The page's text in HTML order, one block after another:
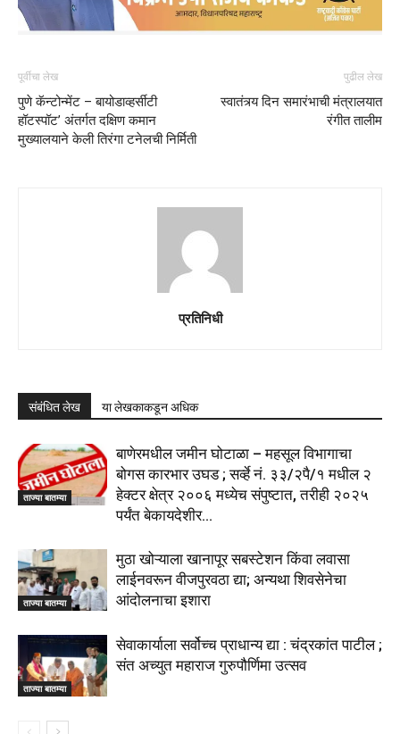
पूर्वीचा लेख
पुणे कॅन्टोन्मेंट – बायोडाव्हर्सीटी
हॉटस्पॉट’ अंतर्गत दक्षिण कमान
मुख्यालयाने केली तिरंगा टनेलची निर्मिती
पुढील लेख
स्वातंत्र्य दिन समारंभाची मंत्रालयात
रंगीत तालीम
प्रतिनिधी
संबंधित लेख या लेखकाकडून अधिक
ताज्या बातम्या
बाणेरमधील जमीन घोटाळा – महसूल विभागाचा
बोगस कारभार उघड ; सर्व्हे नं. ३३/२पै/१ मधील २
हेक्टर क्षेत्र २००६ मध्येच संपुष्टात, तरीही २०२५
पर्यंत बेकायदेशीर...
ताज्या बातम्या
मुठा खोऱ्याला खानापूर सबस्टेशन किंवा लवासा
लाईनवरून वीजपुरवठा द्या; अन्यथा शिवसेनेचा
आंदोलनाचा इशारा
ताज्या बातम्या
सेवाकार्याला सर्वोच्च प्राधान्य द्या : चंद्रकांत पाटील ;
संत अच्युत महाराज गुरुपौर्णिमा उत्सव